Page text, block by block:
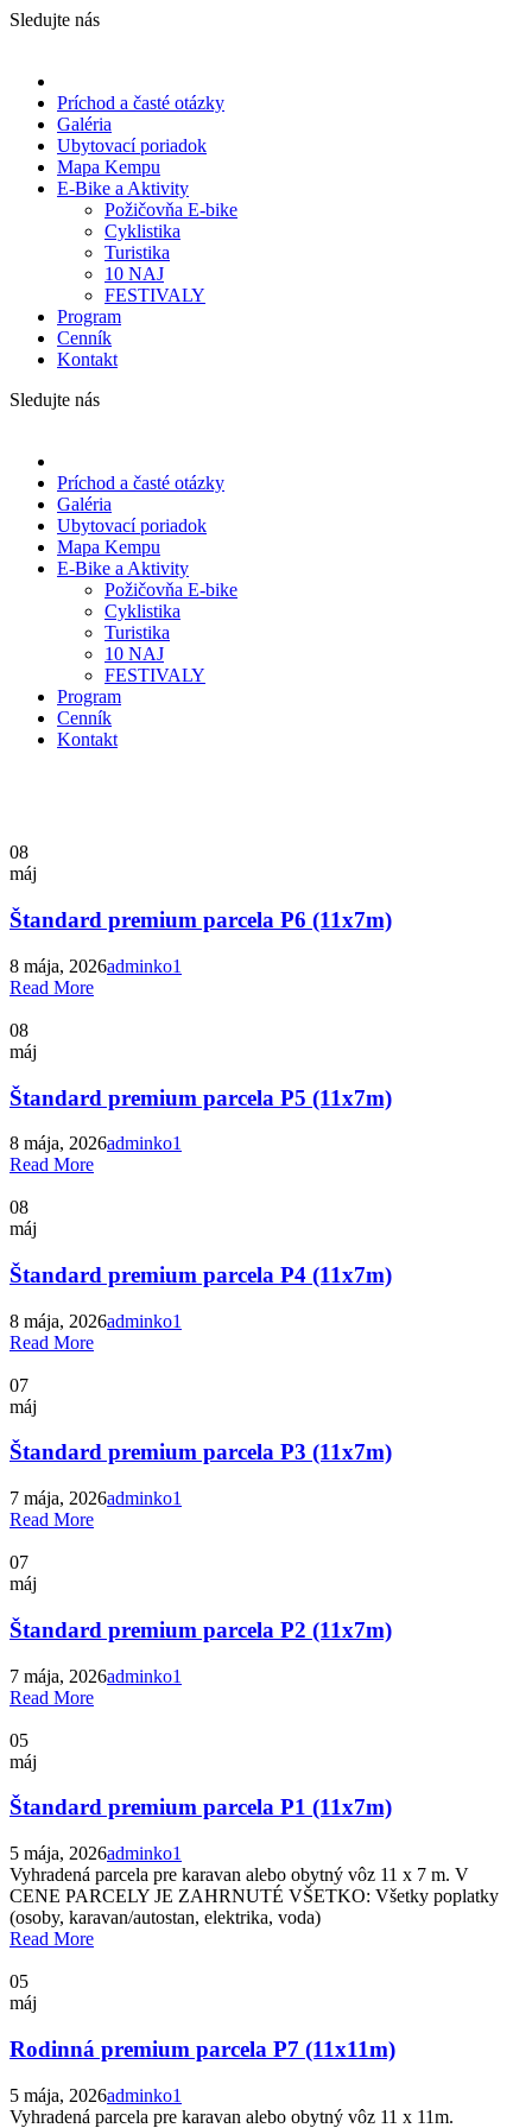
Sledujte nás
Príchod a časté otázky
Galéria
Ubytovací poriadok
Mapa Kempu
E-Bike a Aktivity
Požičovňa E-bike
Cyklistika
Turistika
10 NAJ
FESTIVALY
Program
Cenník
Kontakt
Sledujte nás
Príchod a časté otázky
Galéria
Ubytovací poriadok
Mapa Kempu
E-Bike a Aktivity
Požičovňa E-bike
Cyklistika
Turistika
10 NAJ
FESTIVALY
Program
Cenník
Kontakt
08
máj
Štandard premium parcela P6 (11x7m)
8 mája, 2026adminko1
Read More
08
máj
Štandard premium parcela P5 (11x7m)
8 mája, 2026adminko1
Read More
08
máj
Štandard premium parcela P4 (11x7m)
8 mája, 2026adminko1
Read More
07
máj
Štandard premium parcela P3 (11x7m)
7 mája, 2026adminko1
Read More
07
máj
Štandard premium parcela P2 (11x7m)
7 mája, 2026adminko1
Read More
05
máj
Štandard premium parcela P1 (11x7m)
5 mája, 2026adminko1
Vyhradená parcela pre karavan alebo obytný vôz 11 x 7 m. V
CENE PARCELY JE ZAHRNUTÉ VŠETKO: Všetky poplatky
(osoby, karavan/autostan, elektrika, voda)
Read More
05
máj
Rodinná premium parcela P7 (11x11m)
5 mája, 2026adminko1
Vyhradená parcela pre karavan alebo obytný vôz 11 x 11m.